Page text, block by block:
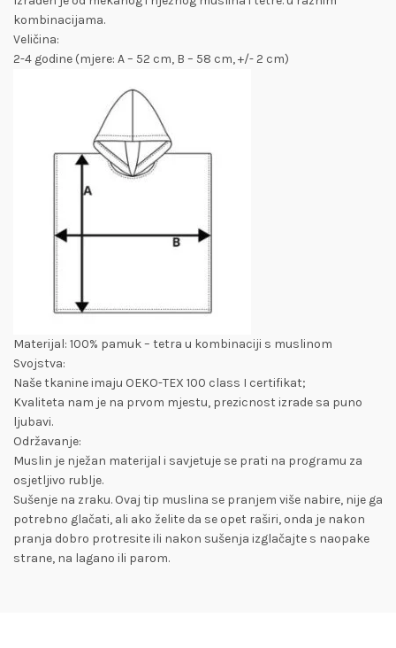
kombinacijama.
Veličina:
2-4 godine (mjere: A – 52 cm, B – 58 cm, +/- 2 cm)
Materijal: 100% pamuk – tetra u kombinaciji s muslinom
Svojstva:
Naše tkanine imaju OEKO-TEX 100 class I certifikat;
Kvaliteta nam je na prvom mjestu, prezicnost izrade sa puno
ljubavi.
Održavanje:
Muslin je nježan materijal i savjetuje se prati na programu za
osjetljivo rublje.
Sušenje na zraku. Ovaj tip muslina se pranjem više nabire, nije ga
potrebno glačati, ali ako želite da se opet raširi, onda je nakon
pranja dobro protresite ili nakon sušenja izglačajte s naopake
strane, na lagano ili parom.